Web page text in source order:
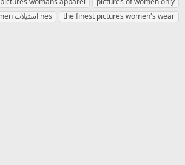
the finest pictures women's wear
women استيلات nes